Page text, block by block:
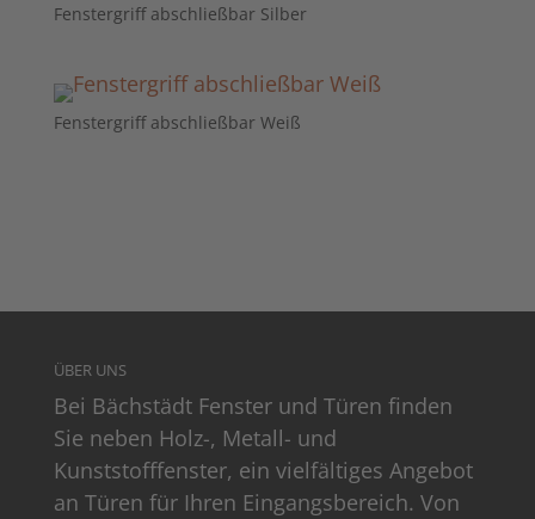
Fenstergriff abschließbar Silber
Fenstergriff abschließbar Weiß
ÜBER UNS
Bei Bächstädt Fenster und Türen finden
Sie neben Holz-, Metall- und
Kunststofffenster, ein vielfältiges Angebot
an Türen für Ihren Eingangsbereich. Von